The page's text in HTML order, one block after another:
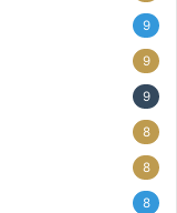
9
9
9
8
8
8